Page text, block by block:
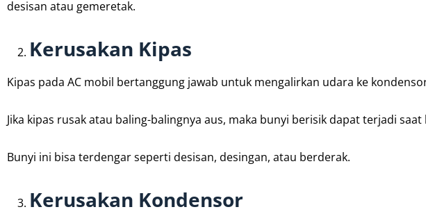
desisan atau gemeretak.
Kerusakan Kipas
Kipas pada AC mobil bertanggung jawab untuk mengalirkan udara ke
Jika kipas rusak atau baling-balingnya aus, maka bunyi berisik dapat terjadi
Bunyi ini bisa terdengar seperti desisan, desingan, atau berderak.
Kerusakan Kondensor